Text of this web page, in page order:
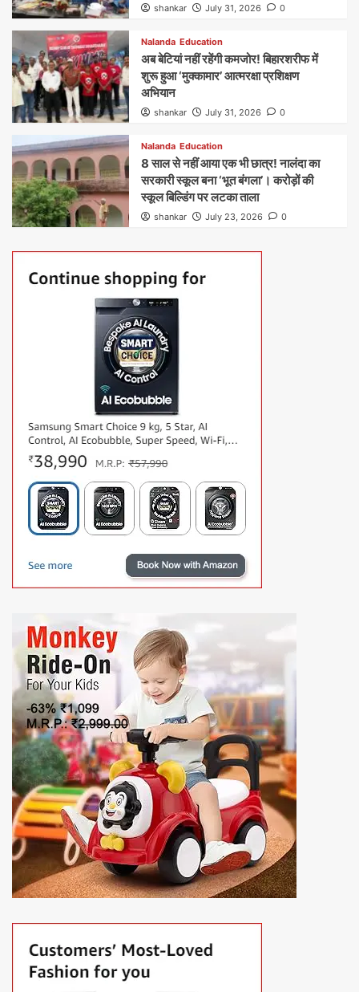
shankar July 31, 2026 0
Nalanda Education
अब बेटियां नहीं रहेंगी कमजोर! बिहारशरीफ में
शुरू हुआ ‘मुक्कामार’ आत्मरक्षा प्रशिक्षण
अभियान
shankar July 31, 2026 0
Nalanda Education
8 साल से नहीं आया एक भी छात्र! नालंदा का
सरकारी स्कूल बना ‘भूत बंगला’। करोड़ों की
स्कूल बिल्डिंग पर लटका ताला
shankar July 23, 2026 0